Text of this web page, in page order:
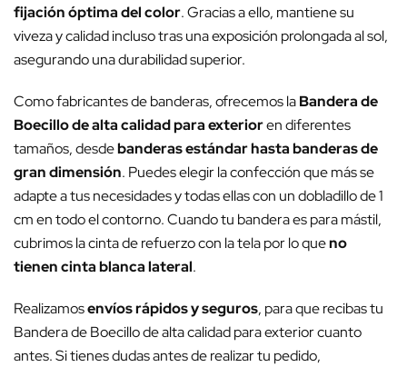
fijación óptima del color. Gracias a ello, mantiene su
viveza y calidad incluso tras una exposición prolongada al sol,
asegurando una durabilidad superior.
Como fabricantes de banderas, ofrecemos laBandera de
Boecillo de alta calidad para exterioren diferentes
tamaños, desdebanderas estándar hasta banderas de
gran dimensión. Puedes elegir la confección que más se
adapte a tus necesidades y todas ellas con un dobladillo de 1
cm en todo el contorno. Cuando tu bandera es para mástil,
cubrimos la cinta de refuerzo con la tela por lo queno
tienen cinta blanca lateral.
Realizamosenvíos rápidos y seguros, para que recibas tu
Bandera de Boecillo de alta calidad para exterior cuanto
antes. Si tienes dudas antes de realizar tu pedido,